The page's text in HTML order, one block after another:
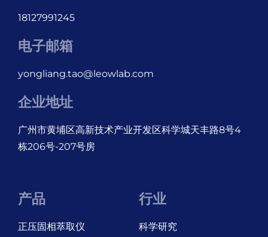
18127991245
电子邮箱
yongliang.tao@leowlab.com
企业地址
广州市黄埔区高新技术产业开发区科学城天丰路8号4
栋206号-207号房
产品
正压固相萃取仪
行业
科学研究